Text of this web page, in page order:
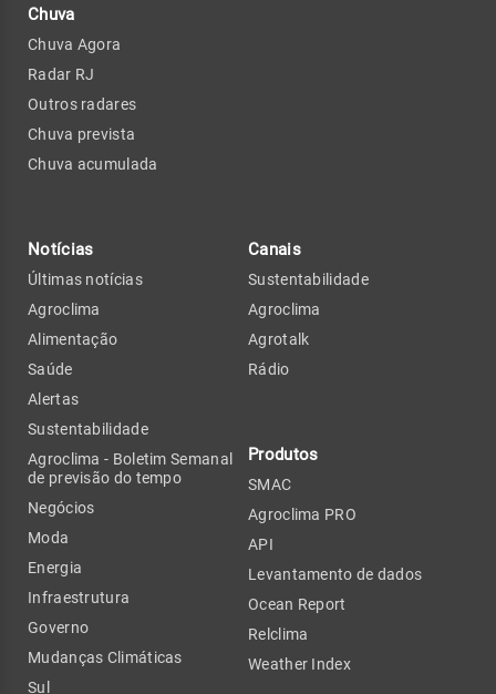
Chuva
Chuva Agora
Radar RJ
Outros radares
Chuva prevista
Chuva acumulada
Notícias
Últimas notícias
Agroclima
Alimentação
Saúde
Alertas
Sustentabilidade
Agroclima - Boletim Semanal
de previsão do tempo
Negócios
Moda
Energia
Infraestrutura
Governo
Mudanças Climáticas
Sul
Canais
Sustentabilidade
Agroclima
Agrotalk
Rádio
Produtos
SMAC
Agroclima PRO
API
Levantamento de dados
Ocean Report
Relclima
Weather Index